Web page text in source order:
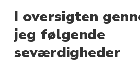
I oversigten
jeg følgende
seværdigheder